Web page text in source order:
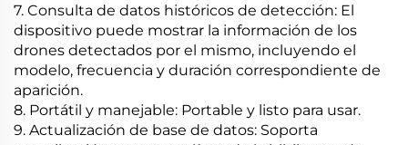
7. Consulta de datos históricos de detección: El
dispositivo puede mostrar la información de los
drones detectados por el mismo, incluyendo el
modelo, frecuencia y duración correspondiente de
aparición.
8. Portátil y manejable: Portable y listo para usar.
9. Actualización de base de datos: Soporta